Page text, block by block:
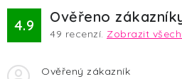
4.9 Ověřeno
49 recenzí. Zobrazit
Ověřený zákazník